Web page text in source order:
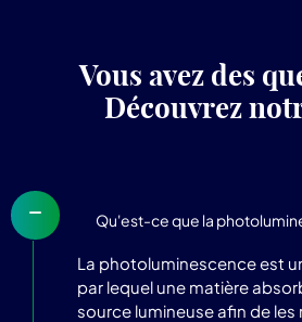
Vous avez des
Découvrez
Qu'est-ce que la
La photoluminescence est
par lequel une matière
source lumineuse afin de